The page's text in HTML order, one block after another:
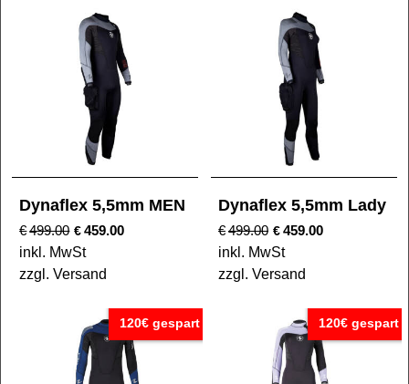
Dynaflex 5,5mm MEN
€499.00 € 459.00
inkl. MwSt
zzgl. Versand
Dynaflex 5,5mm Lady
€499.00 €459.00
inkl. MwSt
zzgl. Versand
120€ gespart 120€ gespart